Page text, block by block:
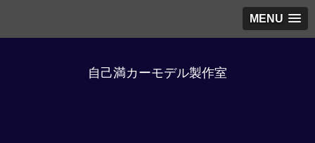
MENU
自己満カーモデル製作室